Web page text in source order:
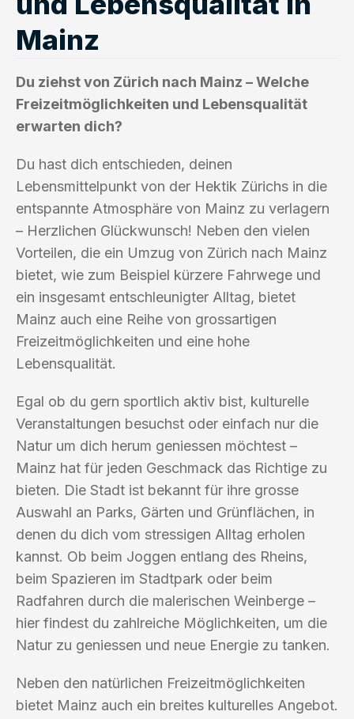
Mainz
Du ziehst von Zürich nach Mainz – Welche
Freizeitmöglichkeiten und Lebensqualität
erwarten dich?
Du hast dich entschieden, deinen
Lebensmittelpunkt von der Hektik Zürichs in die
entspannte Atmosphäre von Mainz zu verlagern
– Herzlichen Glückwunsch! Neben den vielen
Vorteilen, die ein Umzug von Zürich nach Mainz
bietet, wie zum Beispiel kürzere Fahrwege und
ein insgesamt entschleunigter Alltag, bietet
Mainz auch eine Reihe von grossartigen
Freizeitmöglichkeiten und eine hohe
Lebensqualität.
Egal ob du gern sportlich aktiv bist, kulturelle
Veranstaltungen besuchst oder einfach nur die
Natur um dich herum geniessen möchtest –
Mainz hat für jeden Geschmack das Richtige zu
bieten. Die Stadt ist bekannt für ihre grosse
Auswahl an Parks, Gärten und Grünflächen, in
denen du dich vom stressigen Alltag erholen
kannst. Ob beim Joggen entlang des Rheins,
beim Spazieren im Stadtpark oder beim
Radfahren durch die malerischen Weinberge –
hier findest du zahlreiche Möglichkeiten, um die
Natur zu geniessen und neue Energie zu tanken.
Neben den natürlichen Freizeitmöglichkeiten
bietet Mainz auch ein breites kulturelles Angebot.